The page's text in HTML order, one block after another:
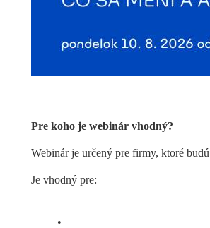
Pre koho je webinár vhodný?
Webinár je určený pre firmy, ktoré
Je vhodný pre: